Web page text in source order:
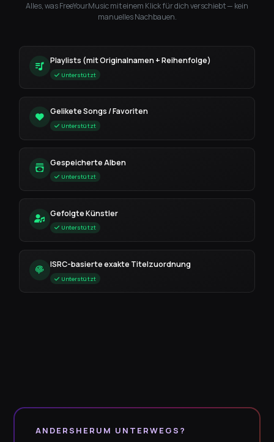
Alles, was FreeYourMusic mit einem Klick für dich verschiebt — kein
manuelles Nachbauen.
Playlists (mit Originalnamen + Reihenfolge)
Unterstützt
Gelikete Songs / Favoriten
Unterstützt
Gespeicherte Alben
Unterstützt
Gefolgte Künstler
Unterstützt
ISRC-basierte exakte Titelzuordnung
Unterstützt
ANDERSHERUM UNTERWEGS?